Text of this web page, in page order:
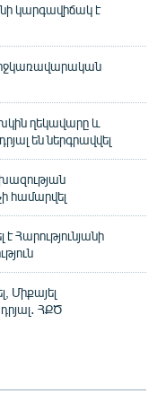
կարգավիճակ է
ղեկավարը և
են ներգրավվել
համարվել
Հարությունյանի
Միքայել
ՀՔԾ